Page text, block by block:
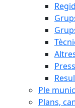
Ple
Plans,